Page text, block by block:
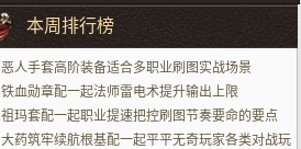
本周排行榜
恶人手套高阶装备适合多职业刷图实战场景
铁血勋章配一起法师雷电术提升输出上限
祖玛套配一起职业提速把控刷图节奏要命的要点
大药筑牢续航根基配一起平平无奇玩家各类对战玩